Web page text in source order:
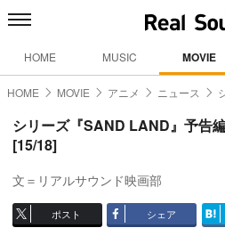
HOME MUSIC MOVIE
HOME MOVIE アニメ ニュース
シリーズ『SAND LAND』予告
[15/18]
文＝リアルサウンド映画部
ポスト シェア